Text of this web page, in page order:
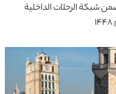
شبكة الرحلات الداخلية